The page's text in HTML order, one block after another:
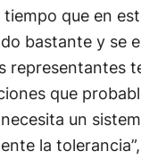
tiempo que en
bastante y se
representantes
que
un
la